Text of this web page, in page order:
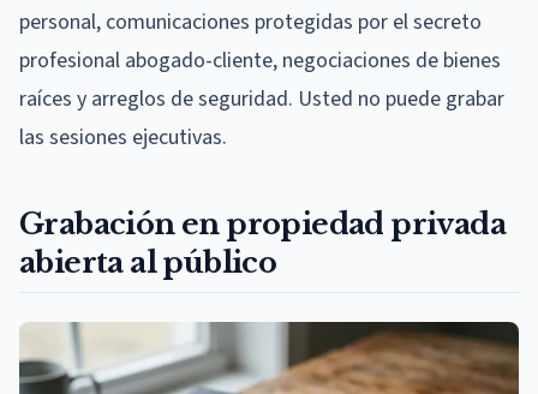
personal, comunicaciones protegidas por el secreto
profesional abogado-cliente, negociaciones de bienes
raíces y arreglos de seguridad. Usted no puede grabar
las sesiones ejecutivas.
Grabación en propiedad privada
abierta al público